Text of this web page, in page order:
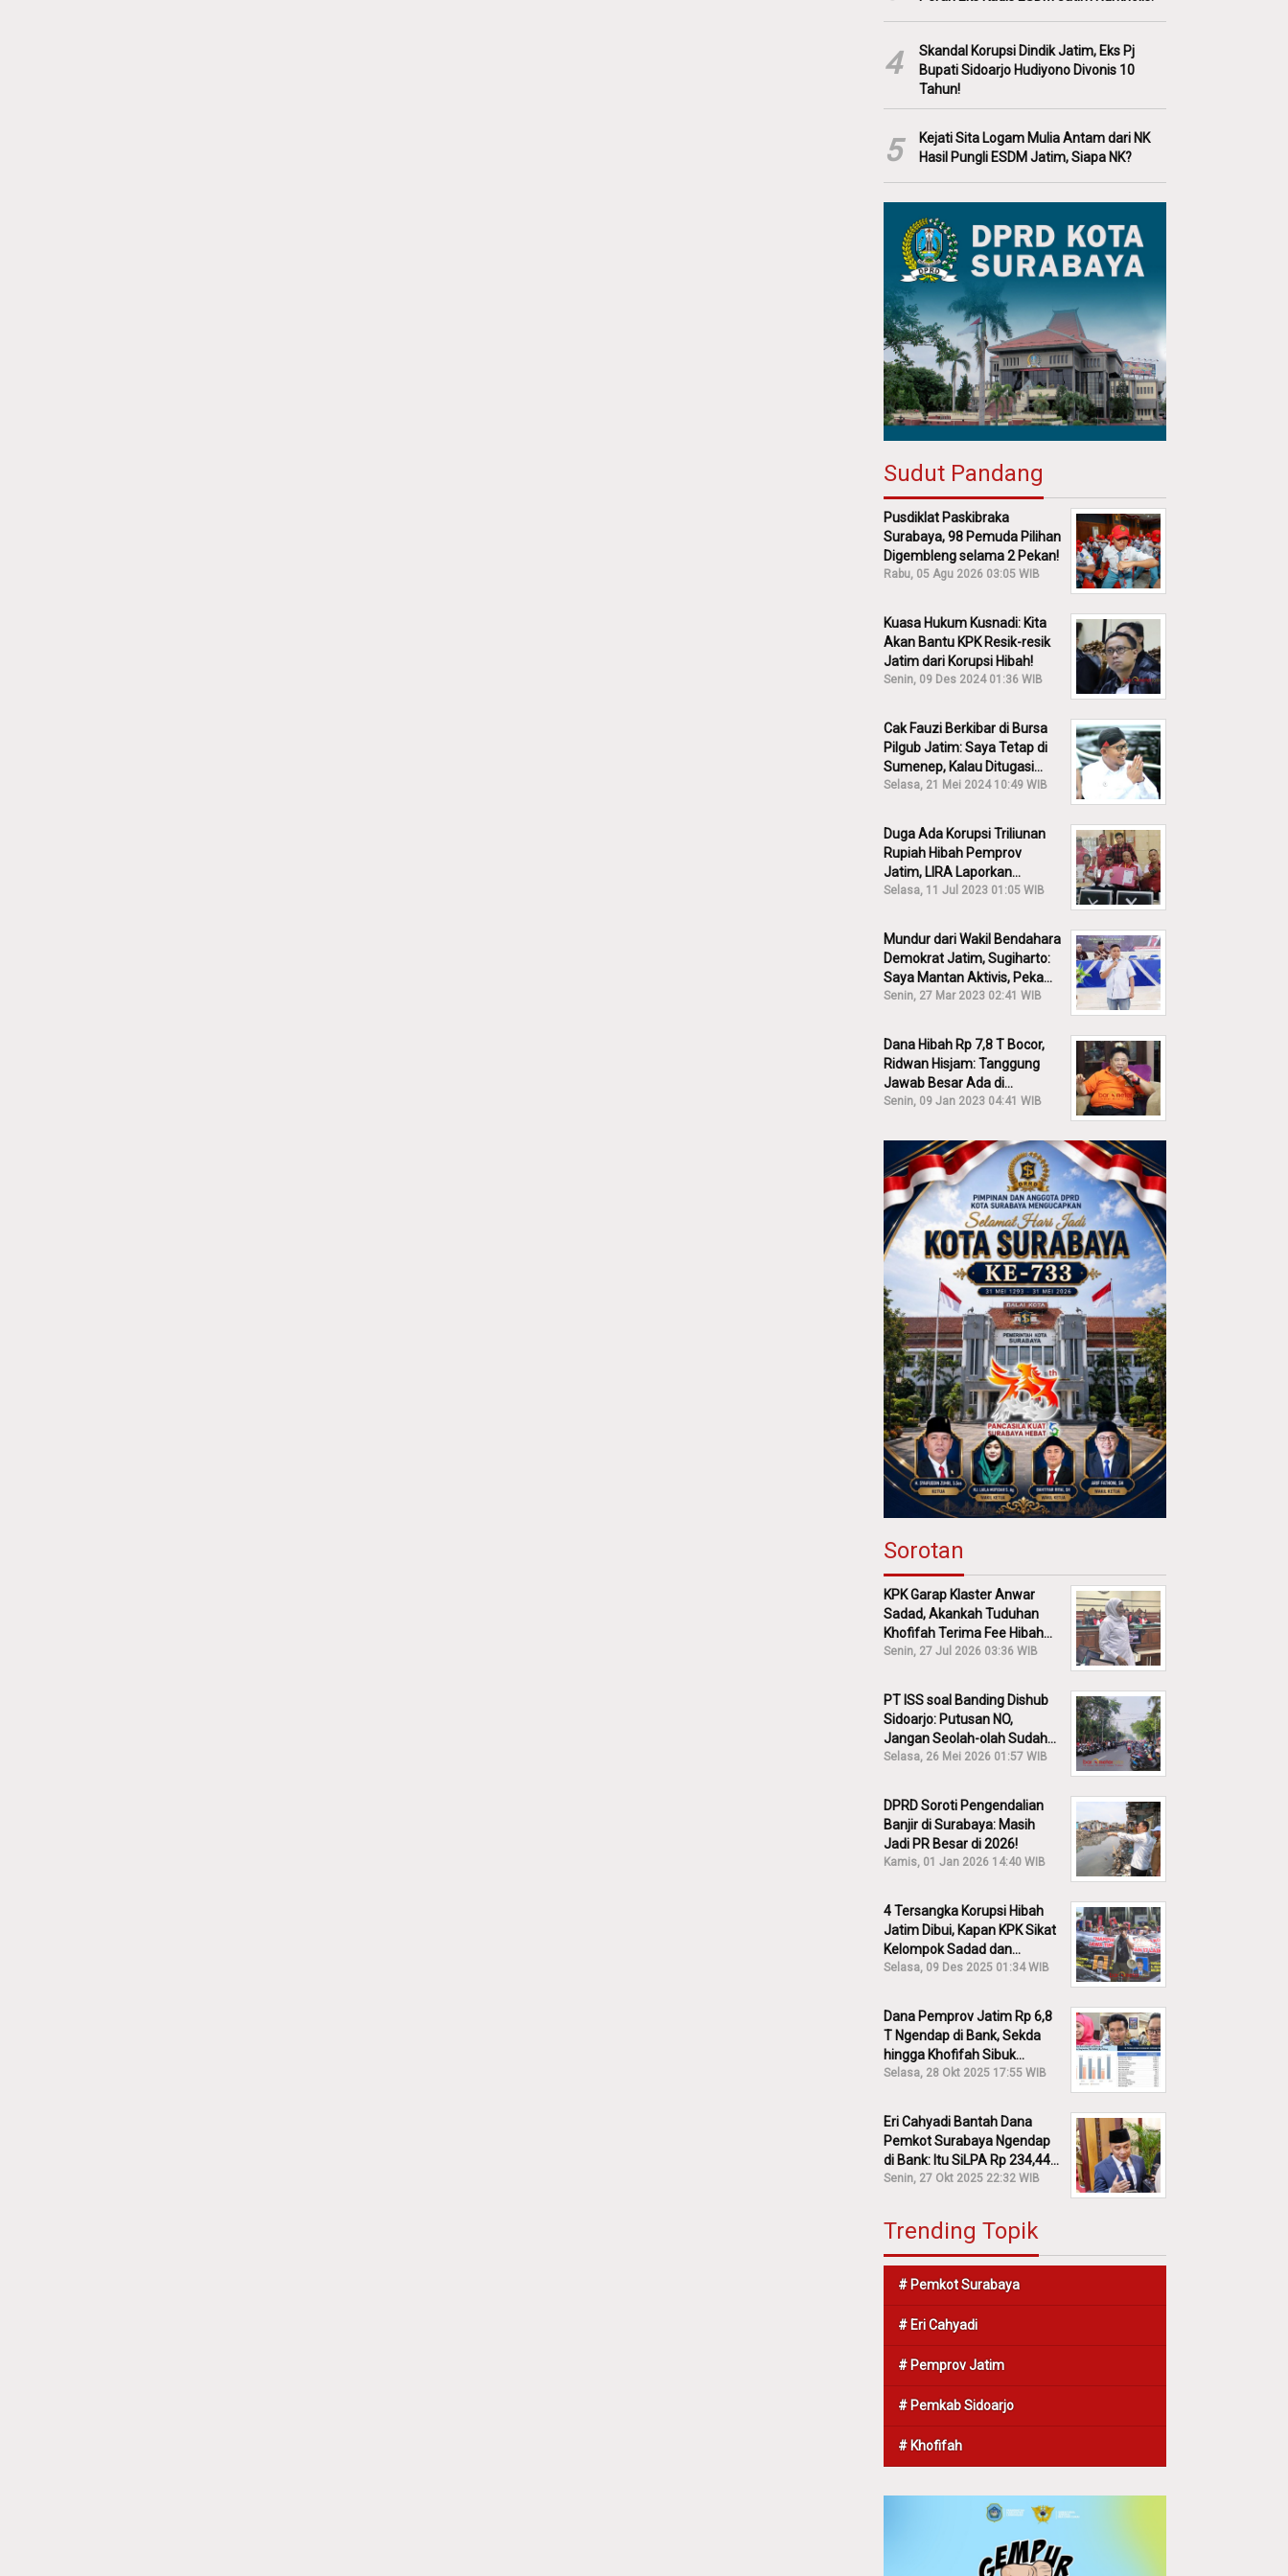
4
Skandal Korupsi Dindik Jatim, Eks Pj
Bupati Sidoarjo Hudiyono Divonis 10
Tahun!
5
Kejati Sita Logam Mulia Antam dari NK
Hasil Pungli ESDM Jatim, Siapa NK?
Sudut Pandang
Pusdiklat Paskibraka
Surabaya, 98 Pemuda Pilihan
Digembleng selama 2 Pekan!
Rabu, 05 Agu 2026 03:05 WIB
Kuasa Hukum Kusnadi: Kita
Akan Bantu KPK Resik-resik
Jatim dari Korupsi Hibah!
Senin, 09 Des 2024 01:36 WIB
Cak Fauzi Berkibar di Bursa
Pilgub Jatim: Saya Tetap di
Sumenep, Kalau Ditugasi
Partai Lain Cerita!
Selasa, 21 Mei 2024 10:49 WIB
Duga Ada Korupsi Triliunan
Rupiah Hibah Pemprov
Jatim, LIRA Laporkan
Khofifah ke KPK: Dia Harus
Selasa, 11 Jul 2023 01:05 WIB
Mundur dari Wakil Bendahara
Demokrat Jatim, Sugiharto:
Saya Mantan Aktivis, Peka
Sekali Kalau Ada yang
Senin, 27 Mar 2023 02:41 WIB
Dana Hibah Rp 7,8 T Bocor,
Ridwan Hisjam: Tanggung
Jawab Besar Ada di
Pemprov, Bukan DPRD Jatim!
Senin, 09 Jan 2023 04:41 WIB
Sorotan
KPK Garap Klaster Anwar
Sadad, Akankah Tuduhan
Khofifah Terima Fee Hibah
30% Diusut?
Senin, 27 Jul 2026 03:36 WIB
PT ISS soal Banding Dishub
Sidoarjo: Putusan NO,
Jangan Seolah-olah Sudah
Menang!
Selasa, 26 Mei 2026 01:57 WIB
DPRD Soroti Pengendalian
Banjir di Surabaya: Masih
Jadi PR Besar di 2026!
Kamis, 01 Jan 2026 14:40 WIB
4 Tersangka Korupsi Hibah
Jatim Dibui, Kapan KPK Sikat
Kelompok Sadad dan
Iskandar?
Selasa, 09 Des 2025 01:34 WIB
Dana Pemprov Jatim Rp 6,8
T Ngendap di Bank, Sekda
hingga Khofifah Sibuk
Membantah!
Selasa, 28 Okt 2025 17:55 WIB
Eri Cahyadi Bantah Dana
Pemkot Surabaya Ngendap
di Bank: Itu SiLPA Rp 234,44
M!
Senin, 27 Okt 2025 22:32 WIB
Trending Topik
# Pemkot Surabaya
# Eri Cahyadi
# Pemprov Jatim
# Pemkab Sidoarjo
# Khofifah